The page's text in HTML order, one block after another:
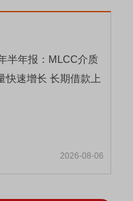
半年报：MLCC介质
快速增长 长期借款上
2026-08-06